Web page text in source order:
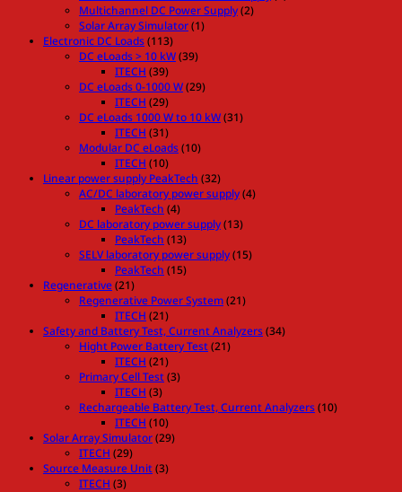
Multichannel DC Power Supply(2)
Solar Array Simulator(1)
Electronic DC Loads(113)
DC eLoads > 10 kW(39)
ITECH (39)
DC eLoads 0-1000 W(29)
ITECH (29)
DC eLoads 1000 W to 10 kW(31)
ITECH (31)
Modular DC eLoads(10)
ITECH (10)
Linear power supply PeakTech (32)
AC/DC laboratory power supply(4)
PeakTech (4)
DC laboratory power supply(13)
PeakTech (13)
SELV laboratory power supply(15)
PeakTech (15)
Regenerative(21)
Regenerative Power System(21)
ITECH (21)
Safety and Battery Test, Current Analyzers(34)
Hight Power Battery Test(21)
ITECH (21)
Primary Cell Test(3)
ITECH (3)
Rechargeable Battery Test, Current Analyzers(10)
ITECH (10)
Solar Array Simulator(29)
ITECH (29)
Source Measure Unit(3)
ITECH (3)